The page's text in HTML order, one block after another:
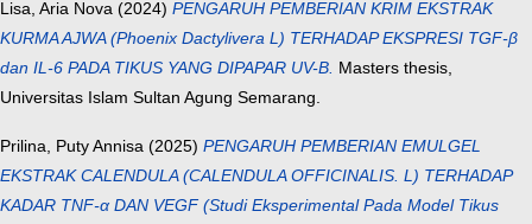
Lisa, Aria Nova (2024) PENGARUH PEMBERIAN KRIM EKSTRAK
KURMA AJWA (Phoenix Dactylivera L) TERHADAP EKSPRESI TGF-β
dan IL-6 PADA TIKUS YANG DIPAPAR UV-B. Masters thesis,
Universitas Islam Sultan Agung Semarang.
Prilina, Puty Annisa (2025) PENGARUH PEMBERIAN EMULGEL
EKSTRAK CALENDULA (CALENDULA OFFICINALIS. L) TERHADAP
KADAR TNF-α DAN VEGF (Studi Eksperimental Pada Model Tikus